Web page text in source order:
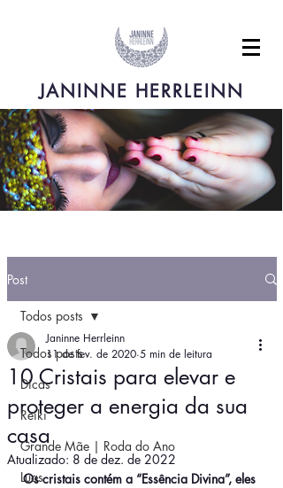
JANINNE HERRLEINN
Post
Todos posts
Dicas
Reiki
Grande Mãe | Roda do Ano
Luas
Todos posts
10 Cristais para elevar e
proteger a energia da sua
casa
Janinne Herrleinn
11 de fev. de 2020 5 min de leitura
Atualizado: 8 de dez. de 2022
Os cristais contém a “Essência Divina”, eles